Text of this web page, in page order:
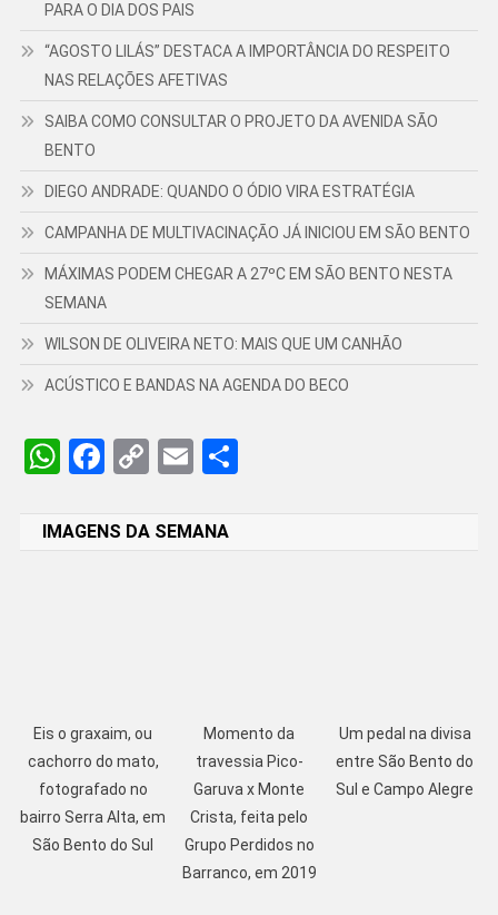
PARA O DIA DOS PAIS
“AGOSTO LILÁS” DESTACA A IMPORTÂNCIA DO RESPEITO
NAS RELAÇÕES AFETIVAS
SAIBA COMO CONSULTAR O PROJETO DA AVENIDA SÃO
BENTO
DIEGO ANDRADE: QUANDO O ÓDIO VIRA ESTRATÉGIA
CAMPANHA DE MULTIVACINAÇÃO JÁ INICIOU EM SÃO BENTO
MÁXIMAS PODEM CHEGAR A 27ºC EM SÃO BENTO NESTA
SEMANA
WILSON DE OLIVEIRA NETO: MAIS QUE UM CANHÃO
ACÚSTICO E BANDAS NA AGENDA DO BECO
WhatsApp
Facebook
CopyEmailShare
IMAGENS DA SEMANA
Eis o graxaim, ou
cachorro do mato,
fotografado no
bairro Serra Alta, em
São Bento do Sul
Momento da
travessia Pico-
Garuva x Monte
Crista, feita pelo
Grupo Perdidos no
Barranco, em 2019
Um pedal na divisa
entre São Bento do
Sul e Campo Alegre